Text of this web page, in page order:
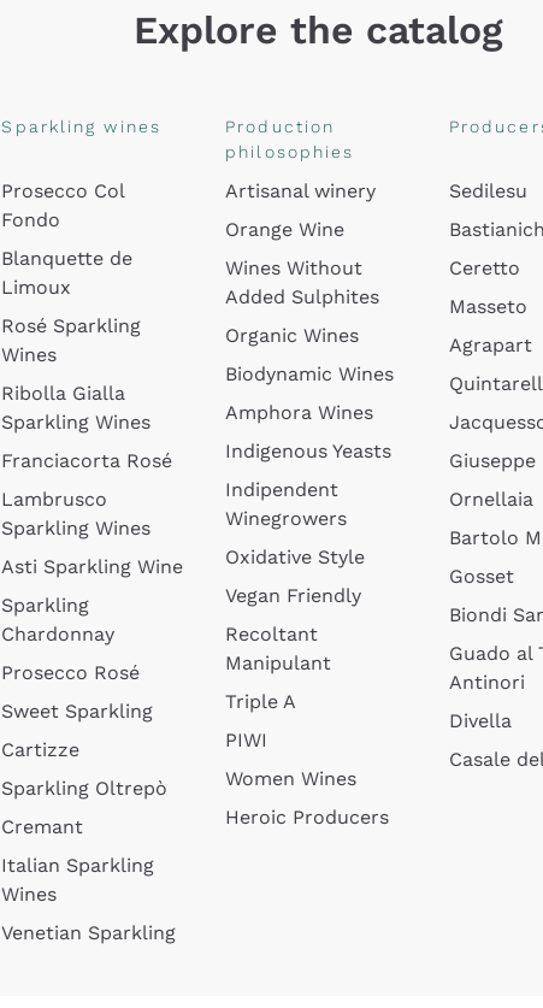
Explore the catalog
Sparkling wines
Prosecco Col
Fondo
Blanquette de
Limoux
Rosé Sparkling
Wines
Ribolla Gialla
Sparkling Wines
Franciacorta Rosé
Lambrusco
Sparkling Wines
Asti Sparkling Wine
Sparkling
Chardonnay
Prosecco Rosé
Sweet Sparkling
Cartizze
Sparkling Oltrepò
Cremant
Italian Sparkling
Wines
Venetian Sparkling
Production
philosophies
Artisanal winery
Orange Wine
Wines Without
Added Sulphites
Organic Wines
Biodynamic Wines
Amphora Wines
Indigenous Yeasts
Indipendent
Winegrowers
Oxidative Style
Vegan Friendly
Recoltant
Manipulant
Triple A
PIWI
Women Wines
Heroic Producers
Sedilesu
Bastianich
Ceretto
Masseto
Agrapart
Giuseppe
Ornellaia
Bartolo
Gosset
Biondi
Guado al
Antinori
Divella
Casale